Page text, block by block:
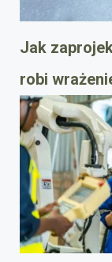
Jak
robi